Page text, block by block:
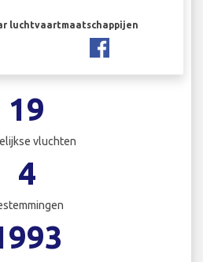
luchtvaartmaatschappijen
19
vluchten
4